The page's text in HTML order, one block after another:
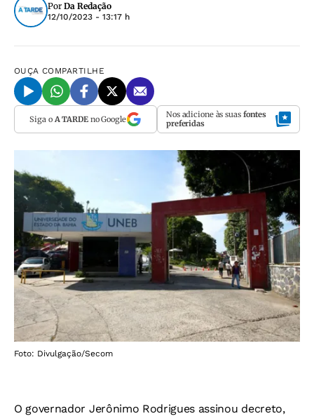
Por Da Redação
12/10/2023 - 13:17 h
OUÇA COMPARTILHE
Siga o A TARDEno Google Nos adicione às suas fontes
preferidas
Foto: Divulgação/Secom
O governador Jerônimo Rodrigues assinou decreto,